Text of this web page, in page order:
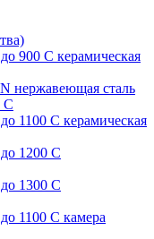
900 С керамическая
нержавеющая сталь
С
1100 С керамическая
1200 С
1300 С
1100 С камера